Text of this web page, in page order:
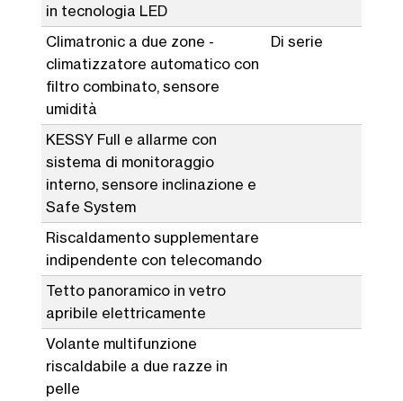
in tecnologia LED
Climatronic a due zone -
climatizzatore automatico con
filtro combinato, sensore
umidità
Di serie
KESSY Full e allarme con
sistema di monitoraggio
interno, sensore inclinazione e
Safe System
Riscaldamento supplementare
indipendente con telecomando
Tetto panoramico in vetro
apribile elettricamente
Volante multifunzione
riscaldabile a due razze in
pelle